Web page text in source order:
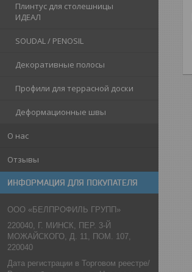
Плинтус для столешницы
ИДЕАЛ
SOUDAL / PENOSIL
Декоративные полосы
Профили для террасной доски
Деформационные швы
О нас
Отзывы
ИНФОРМАЦИЯ ДЛЯ ПОКУПАТЕЛЯ
ООО «БЕЛПРОФИЛЬ ГРУПП»
220040, Г. МИНСК, ПЕР. 3-Й
МОЖАЙСКОГО, Д. 11, ПОМ. 107,
220040
Дата регистрации в Торговом реестре/